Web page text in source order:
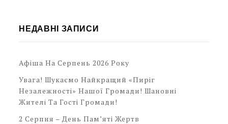
НЕДАВНІ ЗАПИСИ
Афіша На Серпень 2026 Року
Увага! Шукаємо Найкращий «Пиріг
Незалежності» Нашої Громади! Шановні
Жителі Та Гості Громади!
2 Серпня – День Пам’яті Жертв